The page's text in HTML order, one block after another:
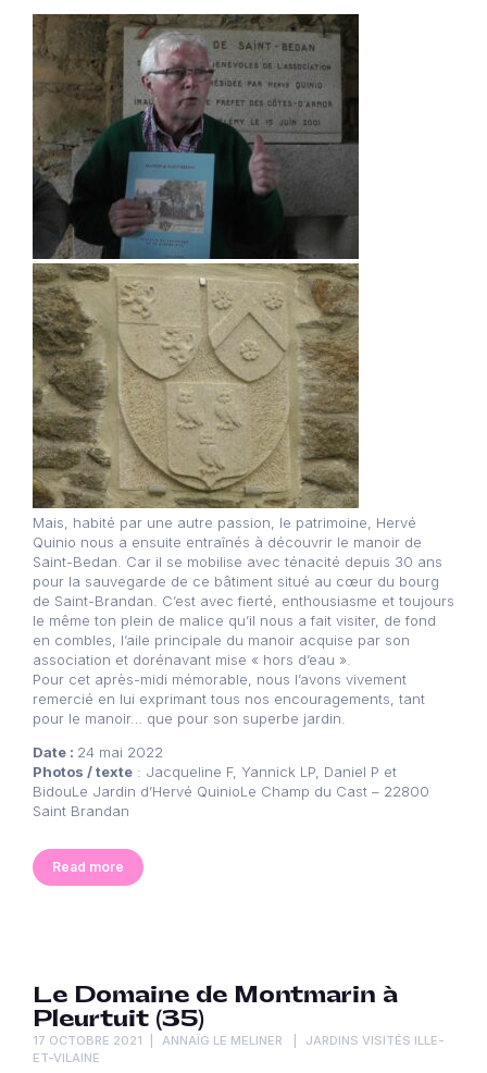
Mais, habité par une autre passion, le patrimoine, Hervé
Quinio nous a ensuite entraînés à découvrir le manoir de
Saint-Bedan. Car il se mobilise avec ténacité depuis 30 ans
pour la sauvegarde de ce bâtiment situé au cœur du bourg
de Saint-Brandan. C’est avec fierté, enthousiasme et toujours
le même ton plein de malice qu’il nous a fait visiter, de fond
en combles, l’aile principale du manoir acquise par son
association et dorénavant mise « hors d’eau ».
Pour cet après-midi mémorable, nous l’avons vivement
remercié en lui exprimant tous nos encouragements, tant
pour le manoir… que pour son superbe jardin.
Date : 24 mai 2022
Photos / texte : Jacqueline F, Yannick LP, Daniel P et
BidouLe Jardin d’Hervé QuinioLe Champ du Cast – 22800
Saint Brandan
Read more
Le Domaine de Montmarin à
Pleurtuit (35)
17 OCTOBRE 2021 ANNAÏG LE MELINER
JARDINS VISITÉS ILLE-
ET-VILAINE